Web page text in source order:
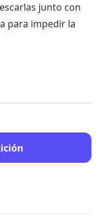
junto con
para impedir la